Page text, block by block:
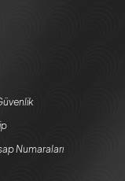
Numaraları